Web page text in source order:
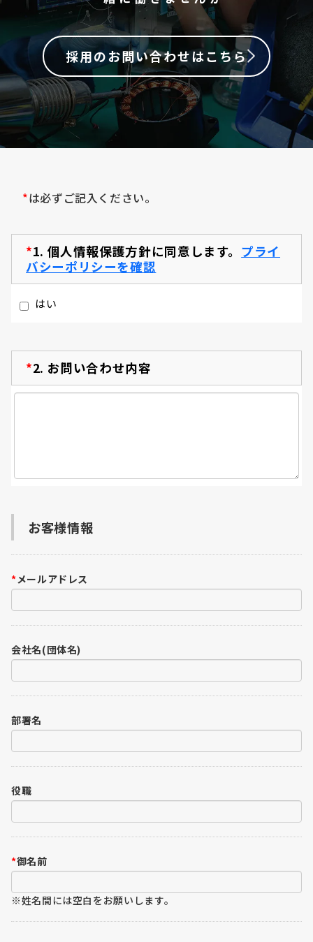
採用のお問い合わせはこちら
*は必ずご記入ください。
*1. 個人情報保護方針に同意します。 プライ
バシーポリシーを確認
はい
*2. お問い合わせ内容
お客様情報
*メールアドレス
会社名(団体名)
部署名
役職
*御名前
※姓名間には空白をお願いします。